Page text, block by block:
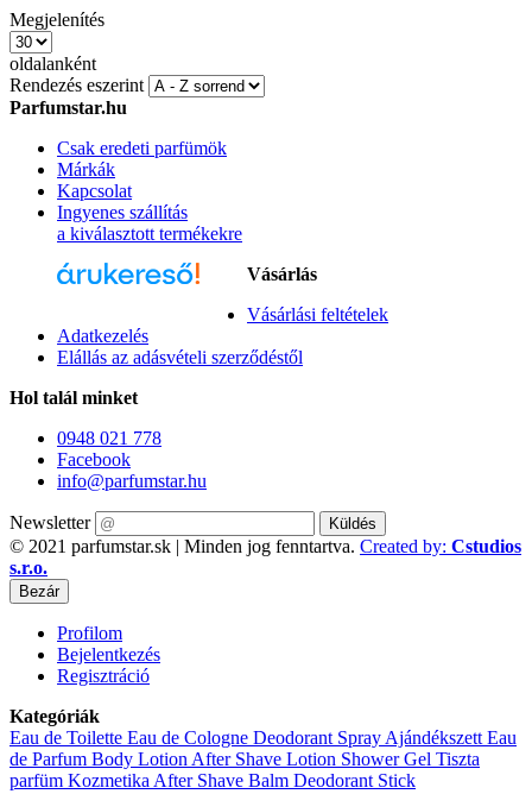
Megjelenítés
oldalanként
Rendezés eszerint
Parfumstar.hu
Csak eredeti parfümök
Márkák
Kapcsolat
Ingyenes szállítás
a kiválasztott termékekre
Vásárlás
Vásárlási feltételek
Adatkezelés
Elállás az adásvételi szerződéstől
Hol talál minket
0948 021 778
Facebook
info@parfumstar.hu
Newsletter Küldés
© 2021 parfumstar.sk | Minden jog fenntartva. Created by: Cstudios
s.r.o.
Bezár
Profilom
Bejelentkezés
Regisztráció
Kategóriák
Eau de Toilette Eau de Cologne Deodorant Spray Ajándékszett Eau
de Parfum Body Lotion After Shave Lotion Shower Gel Tiszta
parfüm Kozmetika After Shave Balm Deodorant Stick